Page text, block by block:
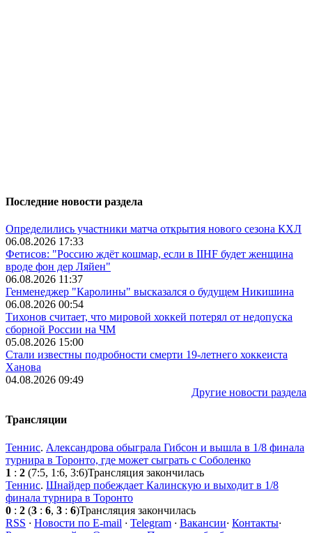
Последние новости раздела
Определились участники матча открытия нового сезона КХЛ
06.08.2026 17:33
Фетисов: "Россию ждёт кошмар, если в IIHF будет женщина
вроде фон дер Ляйен"
06.08.2026 11:37
Генменеджер "Каролины" высказался о будущем Никишина
06.08.2026 00:54
Тихонов считает, что мировой хоккей потерял от недопуска
сборной России на ЧМ
05.08.2026 15:00
Стали известны подробности смерти 19-летнего хоккеиста
Ханова
04.08.2026 09:49
Другие новости раздела
Трансляции
Теннис. Александрова обыграла Гибсон и вышла в 1/8 финала
турнира в Торонто, где может сыграть с Соболенко
1 : 2 (7:5, 1:6, 3:6)Трансляция закончилась
Теннис. Шнайдер побеждает Калинскую и выходит в 1/8
финала турнира в Торонто
0 : 2 (3 : 6, 3 : 6)Трансляция закончилась
RSS · Новости по E-mail · Telegram · Вакансии· Контакты·